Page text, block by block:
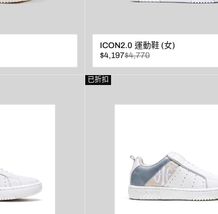
ICON2.0 運動鞋 (女)
已
折
扣
$4,197
原
價
$4,770
已折扣